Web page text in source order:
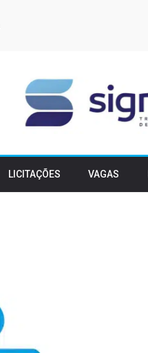
LICITAÇÕES VAGAS